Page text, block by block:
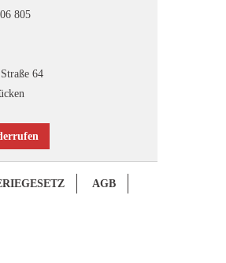
805
64
AGB